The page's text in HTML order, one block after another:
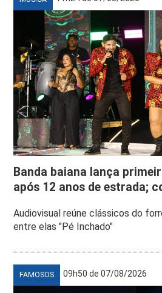
Banda baiana lança
após 12 anos de estrada;
Audiovisual reúne clássicos do
entre elas "Pé Inchado"
FAMOSOS 09h50 de 07/08/2026